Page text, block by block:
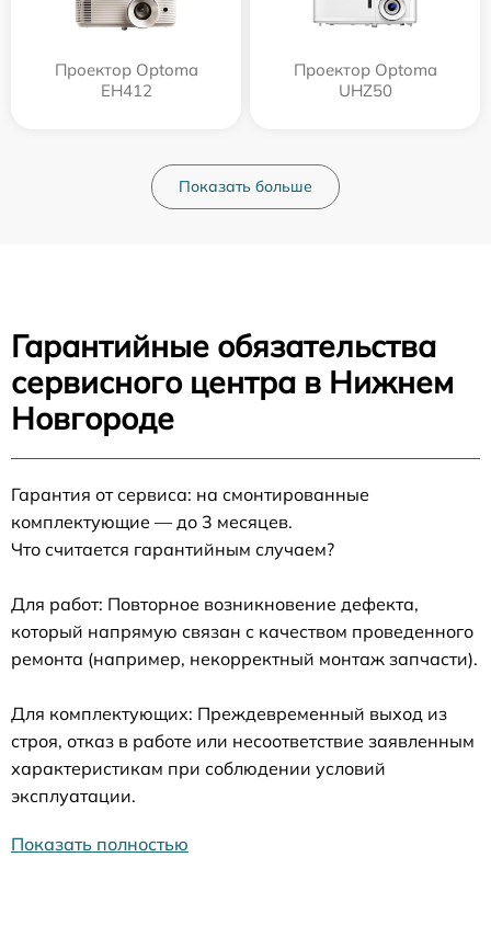
Проектор Optoma
EH412
Проектор Optoma
UHZ50
Показать больше
Гарантийные обязательства
сервисного центра в Нижнем
Новгороде
Гарантия от сервиса: на смонтированные
комплектующие — до 3 месяцев.
Что считается гарантийным случаем?
Для работ: Повторное возникновение дефекта,
который напрямую связан с качеством проведенного
ремонта (например, некорректный монтаж запчасти).
Для комплектующих: Преждевременный выход из
строя, отказ в работе или несоответствие заявленным
характеристикам при соблюдении условий
эксплуатации.
Показать полностью